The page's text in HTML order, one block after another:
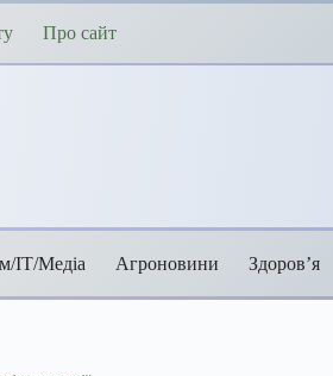
Про сайт
ІТ/Медіа Агроновини Здоров’я